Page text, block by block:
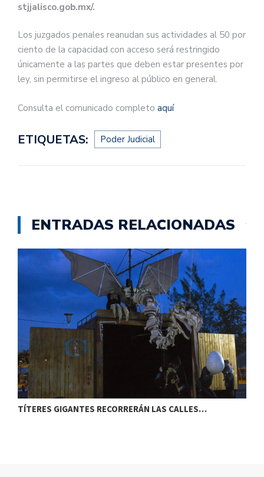
stjjalisco.gob.mx/.
Los juzgados penales reanudan sus actividades al 50 por
ciento de la capacidad con acceso será restringido
únicamente a las partes que deben estar presentes por
ley, sin permitirse el ingreso al público en general.
Consulta el comunicado completo aquí
ETIQUETAS: Poder Judicial
ENTRADAS RELACIONADAS
TÍTERES GIGANTES RECORRERÁN LAS CALLES…